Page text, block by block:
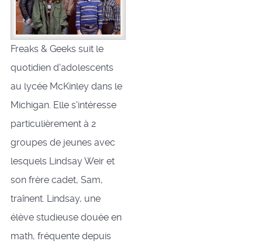
Freaks & Geeks suit le
quotidien d'adolescents
au lycée McKinley dans le
Michigan. Elle s'intéresse
particulièrement à 2
groupes de jeunes avec
lesquels Lindsay Weir et
son frère cadet, Sam,
traînent. Lindsay, une
élève studieuse douée en
math, fréquente depuis